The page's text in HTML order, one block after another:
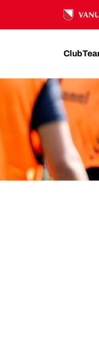
Ons
Club